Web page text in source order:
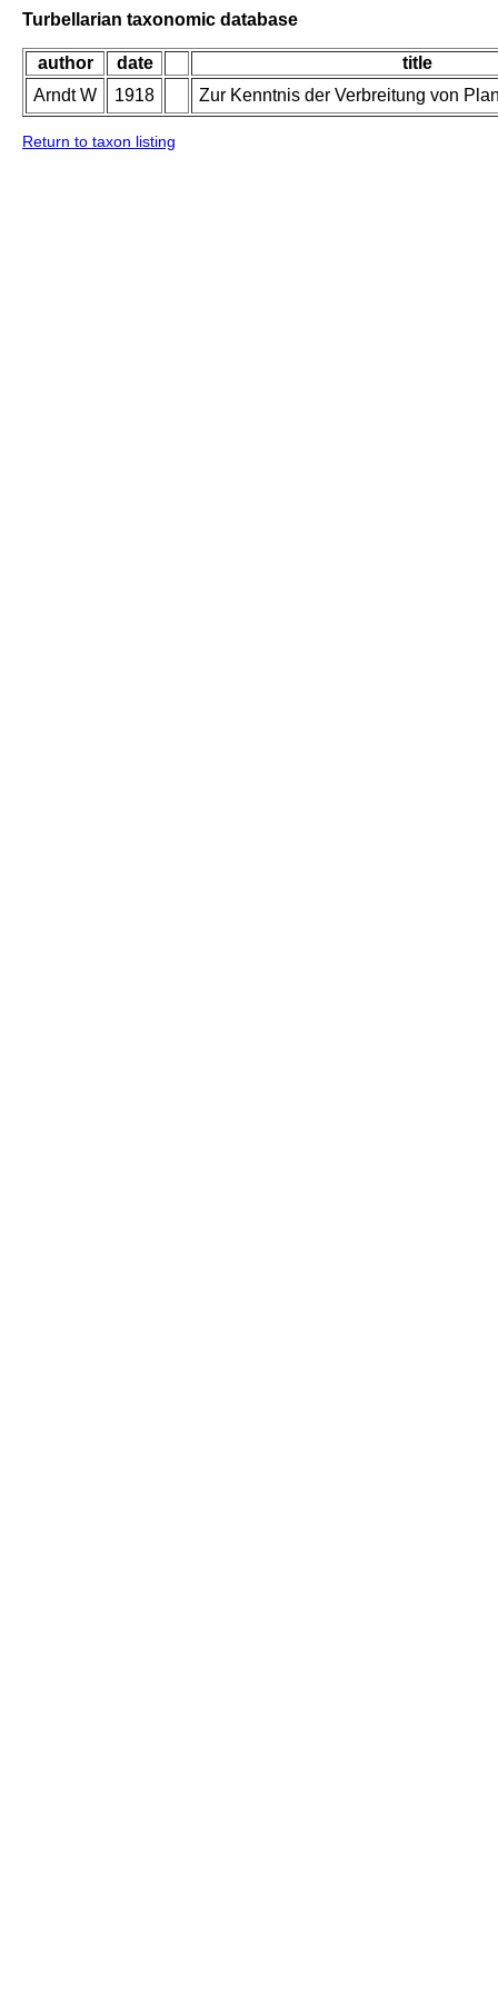
Turbellarian taxonomic database
author date
title
Arndt W
1918 Zur Kenntnis der Verbreitung von
Return to taxon listing